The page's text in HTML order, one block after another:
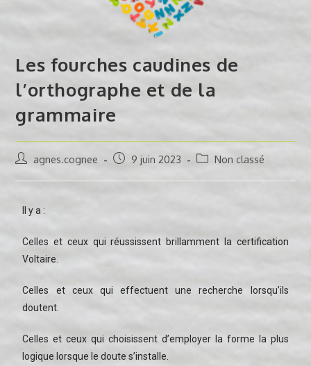
Les fourches caudines de
l’orthographe et de la
grammaire
agnes.cognee 9 juin 2023 Non classé
Il y a :
Celles et ceux qui réussissent brillamment la certification
Voltaire.
Celles et ceux qui effectuent une recherche lorsqu’ils
doutent.
Celles et ceux qui choisissent d’employer la forme la plus
logique lorsque le doute s’installe.